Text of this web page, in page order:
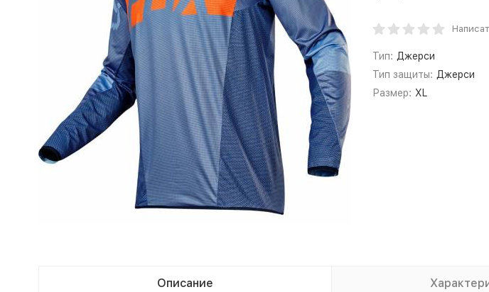
Тип: Джерси
Тип защиты: Джерси
Размер: XL
Описание